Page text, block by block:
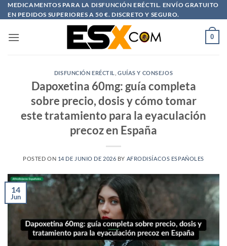
Saltar
al
MEDICAMENTOS PARA LA DISFUNCIÓN ERÉCTIL. ENVÍO GRATUITO
EN PEDIDOS SUPERIORES A 50 €. DISCRETO Y SEGURO.
0
DISFUNCIÓN ERÉCTIL ,GUÍAS Y CONSEJOS
Dapoxetina 60mg: guía completa
sobre precio, dosis y cómo tomar
este tratamiento para la eyaculación
precoz en España
POSTED ON 14 DE JUNIO DE 2026 BY AFRODISÍACOS ESPAÑOLES
14
Jun